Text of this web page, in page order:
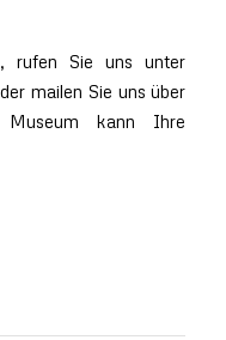
rufen Sie uns unter
mailen Sie uns über
kann Ihre